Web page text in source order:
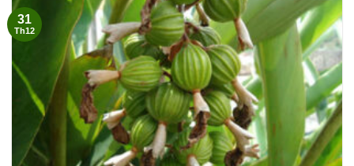
31
Th12